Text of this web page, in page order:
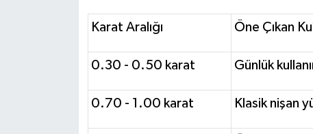
Karat Aralığı Öne Çıkan
0.30 - 0.50 karat Günlük
0.70 - 1.00 karat Klasik nişan